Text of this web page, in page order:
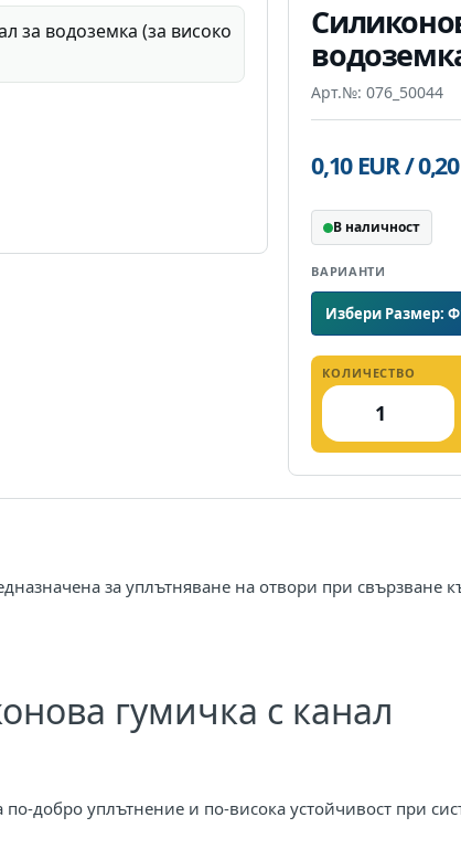
Арт.№: 076_50044
0,10 EUR /
В наличност
ВАРИАНТИ
Избери Размер:
КОЛИЧЕСТВО
за уплътняване на отвори при
гумичка с канал
добро уплътнение и по-висока устойчивост при